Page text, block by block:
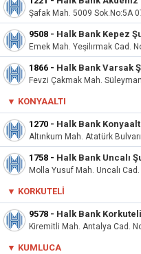
Şafak Mah. 5009 Sok.No:5A
9508 - Halk Bank Kepez
Emek Mah. Yeşilırmak Cad.
1866 - Halk Bank Varsak
Fevzi Çakmak Mah.
▼ KONYAALTI
1270 - Halk Bank
Altınkum Mah. Atatürk
1758 - Halk Bank Uncalı
Molla Yusuf Mah. Uncalı
▼ KORKUTELI
9578 - Halk Bank
Kiremitli Mah. Antalya Cad.
▼ KUMLUCA